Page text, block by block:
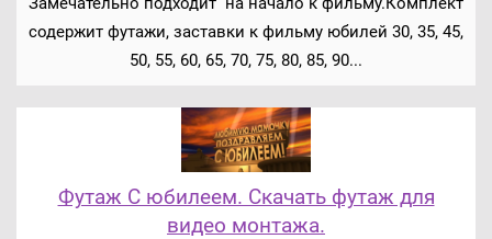
содержит футажи, заставки к фильму юбилей 30, 35, 45,
50, 55, 60, 65, 70, 75, 80, 85, 90...
Футаж С юбилеем. Скачать футаж для
видео монтажа.